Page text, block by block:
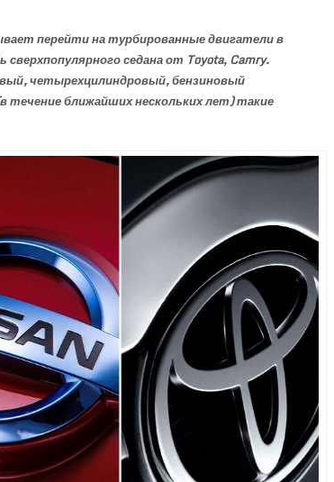
перейти на турбированные двигатели в
седана от Toyota, Camry.
четырехцилиндровый, бензиновый
течение ближайших нескольких лет) такие